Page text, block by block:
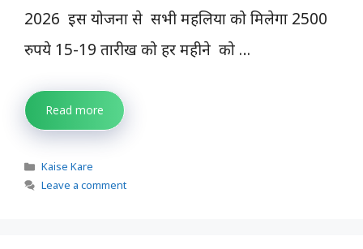
2026 इस योजना से सभी महलिया को मिलेगा 2500
रुपये 15-19 तारीख को हर महीने को …
Read more
Categories
Kaise Kare
Leave a comment